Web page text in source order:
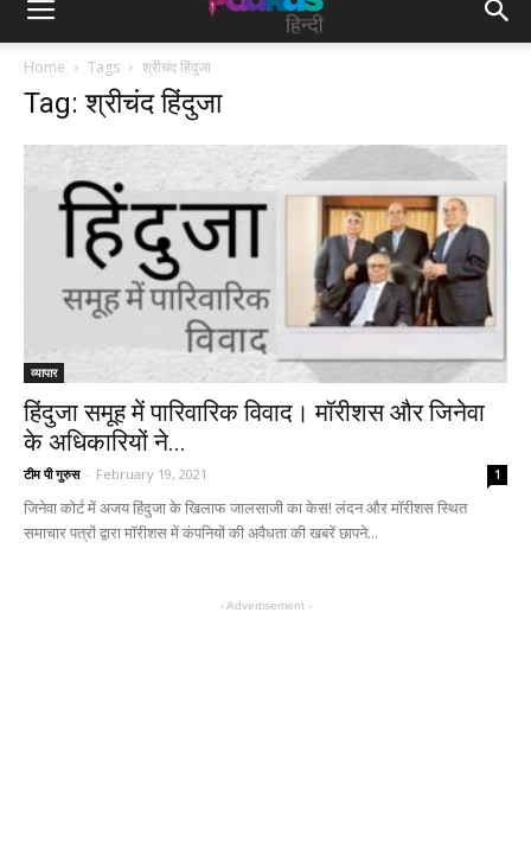
Home Tags श्रीचंद हिंदुजा
Tag: श्रीचंद हिंदुजा
व्यापार
हिंदुजा समूह में पारिवारिक विवाद। मॉरीशस और जिनेवा
के अधिकारियों ने...
टीम पी गुरुस - February 19, 2021 1
जिनेवा कोर्ट में अजय हिंदुजा के खिलाफ जालसाजी का केस! लंदन और मॉरीशस स्थित
समाचार पत्रों द्वारा मॉरीशस में कंपनियों की अवैधता की खबरें छापने...
- Advertisement -